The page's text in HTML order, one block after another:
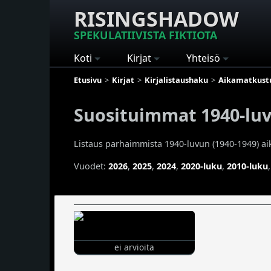
RISINGSHADOW
SPEKULATIIVISTA FIKTIOTA
Koti Kirjat Yhteisö
Etusivu Kirjat Kirjalistaushaku
Suosituimmat 1940-
Listaus parhaimmista 1940-luvun (1940-1949)
Vuodet: 2026, 2025, 2024, 2020-luku, 2010-luku
ei arvioita